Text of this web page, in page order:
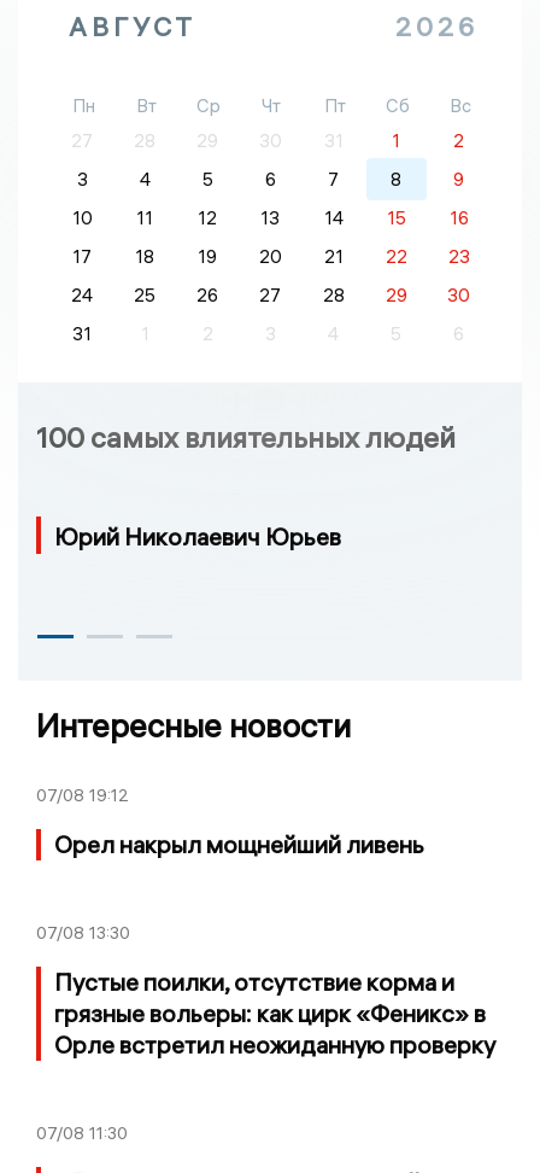
АВГУСТ 2026
Пн Вт Ср Чт Пт Сб
Вс
27
28 29 30 31 1
2
3
4 5 6 7 8
9
10
11 12 13 14 15
16
17
18 19 20 21 22
23
24
25 26 27 28 29
30
31
1 2 3 4 5 6
100 самых влиятельных людей
Юрий Николаевич Юрьев
Интересные новости
07/08 19:12
Орел накрыл мощнейший ливень
07/08 13:30
Пустые поилки, отсутствие корма и
грязные вольеры: как цирк «Феникс» в
Орле встретил неожиданную проверку
07/08 11:30